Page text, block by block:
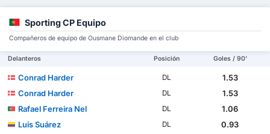
Sporting CP Equipo
Compañeros de equipo de Ousmane Diomande en el club
Delanteros Posición Goles / 90'
Conrad Harder DL
1.53
Conrad Harder
DL
1.53
Rafael Ferreira Nel
DL
1.06
Luis Suárez
DL
0.93